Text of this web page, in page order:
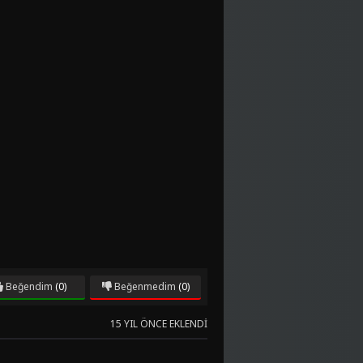
Beğendim (0) Beğenmedim (0)
15 YIL ÖNCE EKLENDI